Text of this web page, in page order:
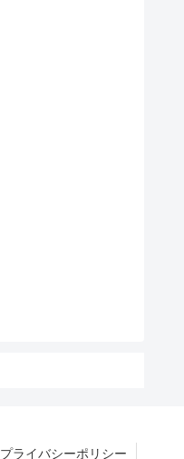
プライバシーポリシー